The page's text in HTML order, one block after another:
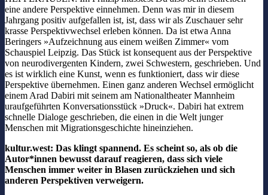
eine andere Perspektive einnehmen. Denn was mir in diesem
Jahrgang positiv aufgefallen ist, ist, dass wir als Zuschauer sehr
krasse Perspektivwechsel erleben können. Da ist etwa Anna
Beringers »Aufzeichnung aus einem weißen Zimmer« vom
Schauspiel Leipzig. Das Stück ist konsequent aus der Perspektive
von neurodivergenten Kindern, zwei Schwestern, geschrieben. Und
es ist wirklich eine Kunst, wenn es funktioniert, dass wir diese
Perspektive übernehmen. Einen ganz anderen Wechsel ermöglicht
einem Arad Dabiri mit seinem am Nationaltheater Mannheim
uraufgeführten Konversationsstück »Druck«. Dabiri hat extrem
schnelle Dialoge geschrieben, die einen in die Welt junger
Menschen mit Migrationsgeschichte hineinziehen.
kultur.west: Das klingt spannend. Es scheint so, als ob die
Autor*innen bewusst darauf reagieren, dass sich viele
Menschen immer weiter in Blasen zurückziehen und sich
anderen Perspektiven verweigern.